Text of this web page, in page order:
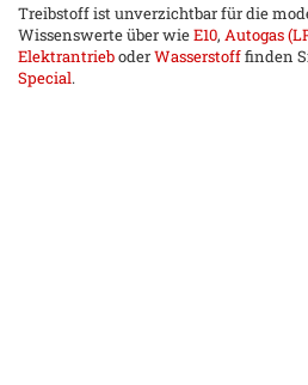
Treibstoff ist unverzichtbar für die
Wissenswerte über wieE10, Autogas
ElektrantrieboderWasserstofffinden
Special.